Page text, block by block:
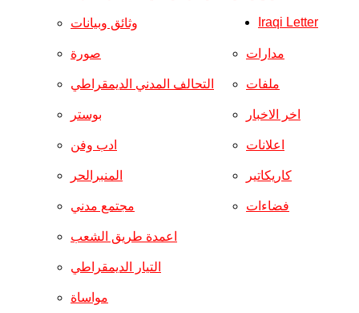
وثائق وبيانات
صورة
التحالف المدني الديمقراطي
بوستر
ادب وفن
المنبرالحر
مجتمع مدني
مدارات
ملفات
اخر الاخبار
اعلانات
كاريكاتير
فضاءات
اعمدة طريق الشعب
التيار الديمقراطي
مواساة
Iraqi Letter